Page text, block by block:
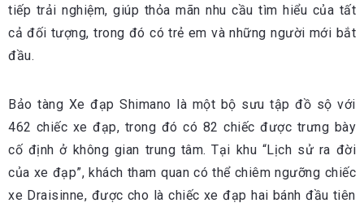
tiếp trải nghiệm, giúp thỏa mãn nhu cầu tìm hiểu của tất
cả đối tượng, trong đó có trẻ em và những người mới bắt
đầu.
Bảo tàng Xe đạp Shimano là một bộ sưu tập đồ sộ với
462 chiếc xe đạp, trong đó có 82 chiếc được trưng bày
cố định ở không gian trung tâm. Tại khu “Lịch sử ra đời
của xe đạp”, khách tham quan có thể chiêm ngưỡng chiếc
xe Draisinne, được cho là chiếc xe đạp hai bánh đầu tiên